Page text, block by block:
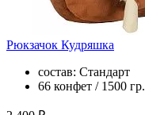
Рюкзачок Кудряшка
состав: Стандарт
66 конфет / 1500 гр.